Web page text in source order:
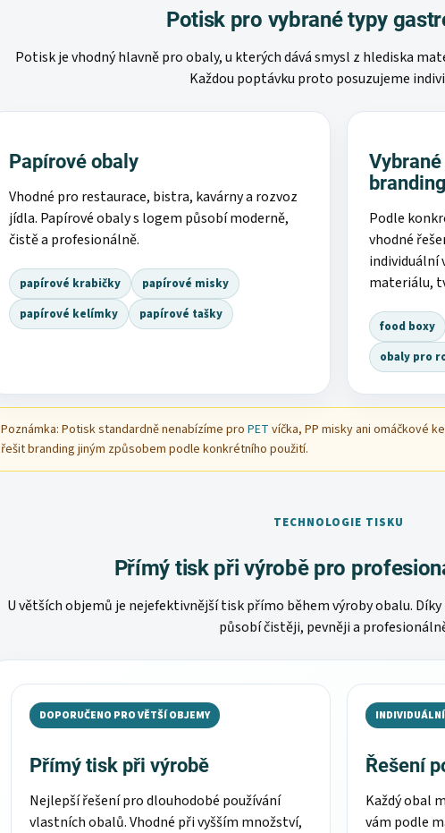
Potisk pro vybrané typy
Potisk je vhodný hlavně pro obaly, u kterých dává smysl z hlediska
Každou poptávku proto posuzujeme
Papírové obaly
Vhodné pro restaurace, bistra, kavárny a rozvoz
jídla. Papírové obaly s logem působí moderně,
čistě a profesionálně.
papírové krabičky
papírové misky
papírové kelímky
papírové tašky
branding
Podle
vhodné
individuální
materiálu,
food boxy
obaly pro
Poznámka: Potisk standardně nenabízíme pro PET víčka, PP misky ani omáčkové
řešit branding jiným způsobem podle konkrétního použití.
TECHNOLOGIE TISKU
Přímý tisk při výrobě pro
U větších objemů je nejefektivnější tisk přímo během výroby obalu.
působí čistěji, pevněji a
DOPORUČENO PRO VĚTŠÍ OBJEMY
Přímý tisk při výrobě
Nejlepší řešení pro dlouhodobé používání
vlastních obalů. Vhodné při vyšším množství,
Řešení
Každý obal
vám podle